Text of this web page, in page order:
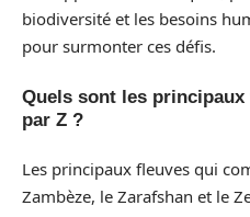
biodiversité et les besoins
pour surmonter ces défis.
Quels sont les
par Z ?
Les principaux fleuves qui
Zambèze, le Zarafshan et le